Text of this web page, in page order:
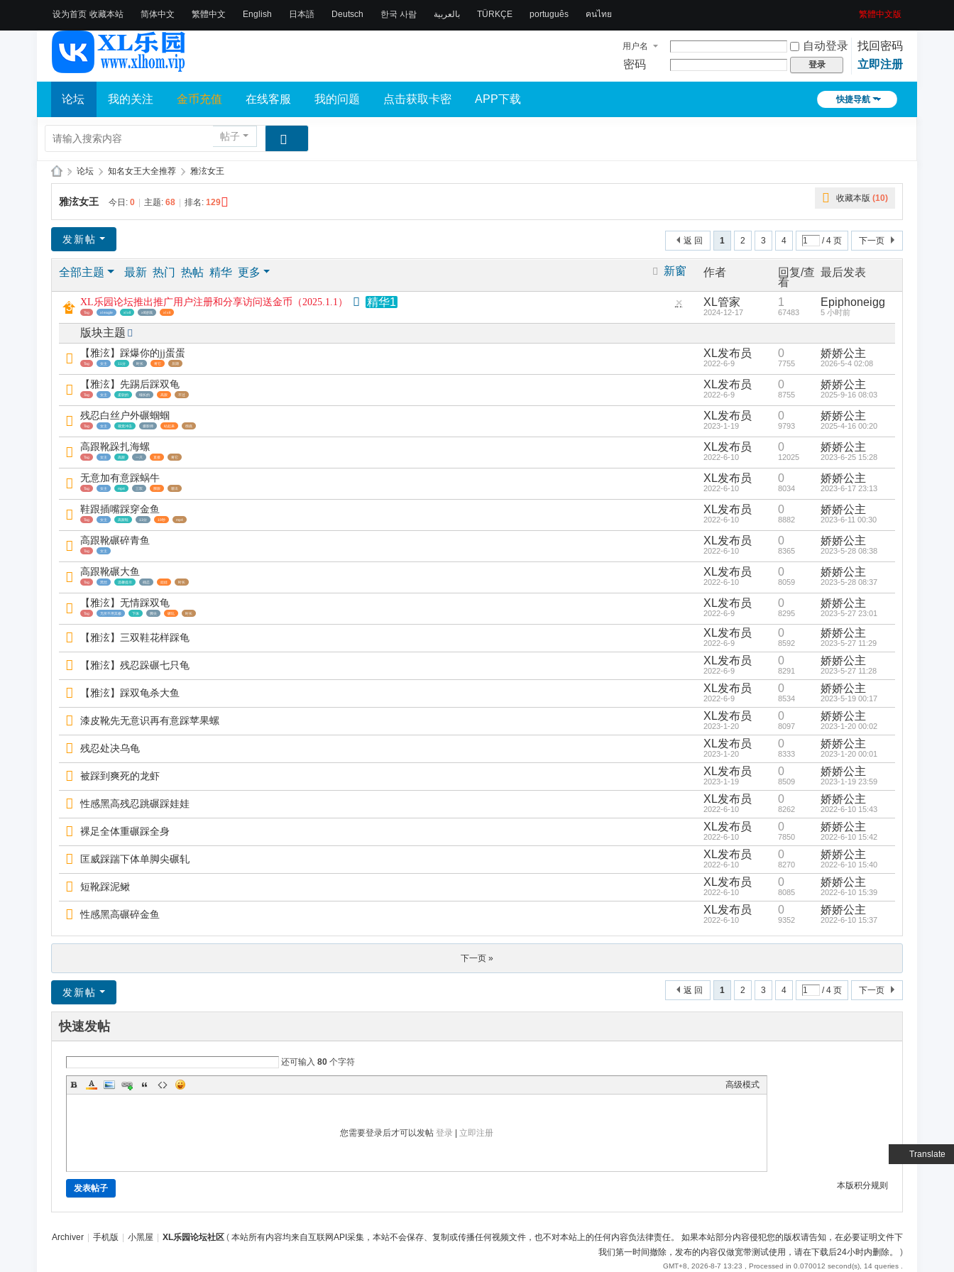
设为首页 收藏本站
Translate
简体中文 繁體中文 English 日本語 Deutsch 한국 사람 بالعربية TÜRKÇE português คนไทย 繁體中文版
用户名 自动登录
找回密码
密码
登录 立即注册
快捷导航
论坛 我的关注 金币充值 在线客服 我的问题 点击获取卡密 APP下载
帖子
乐
园
论
坛
» 论坛 › 知名女王大全推荐 › 雅泫女王
收藏本版 (10)
雅泫女王 今日: 0 主题: 68 排名: 129
1 2 3 4 / 4 页 下一页
返 回
发新帖
新窗
全部主题 最新 热门 热帖 精华 更多 作者
回复/查
看
最后发表
隐
帖
XL乐园论坛推出推广用户注册和分享访问送金币（2025.1.1） 精华1
Tag xl eagle xl xll xlll游戏 xl xlt
XL管家
2024-12-17
1
67483
Epiphoneigg
5 小时前
版块主题
【雅泫】踩爆你的jj蛋蛋
Tag 女主 11分 时长 将它 后期
XL发布员
2022-6-9
0
7755
娇娇公主
2026-5-4 02:08
【雅泫】先踢后踩双龟
Tag 女主 柔软的 细长的 高跟 不过
XL发布员
2022-6-9
0
8755
娇娇公主
2025-9-16 08:03
残忍白丝户外碾蝈蝈
Tag 女主 视觉冲击 摄影师 站起来 彻底
XL发布员
2023-1-19
0
9793
娇娇公主
2025-4-16 00:20
高跟靴跺扎海螺
Tag 女主 高跟 一只 直接 将它
XL发布员
2022-6-10
0
12025
娇娇公主
2023-6-25 15:28
无意加有意踩蜗牛
Tag 女主 mp4 三双 脚跟 喷出
XL发布员
2022-6-10
0
8034
娇娇公主
2023-6-17 23:13
鞋跟插嘴踩穿金鱼
Tag 女主 高跟鞋 13分 19秒 mp4
XL发布员
2022-6-10
0
8882
娇娇公主
2023-6-11 00:30
高跟靴碾碎青鱼
Tag 女主
XL发布员
2022-6-10
0
8365
娇娇公主
2023-5-28 08:38
高跟靴碾大鱼
Tag 黑丝 温馨提示 残忍 娃娃 时长
XL发布员
2022-6-10
0
8059
娇娇公主
2023-5-28 08:37
【雅泫】无情踩双龟
Tag 无所不用其极 下体 脚尖 碾轧 时长
XL发布员
2022-6-9
0
8295
娇娇公主
2023-5-27 23:01
【雅泫】三双鞋花样踩龟 XL发布员
2022-6-9
0
8592
娇娇公主
2023-5-27 11:29
【雅泫】残忍跺碾七只龟 XL发布员
2022-6-9
0
8291
娇娇公主
2023-5-27 11:28
【雅泫】踩双龟杀大鱼 XL发布员
2022-6-9
0
8534
娇娇公主
2023-5-19 00:17
漆皮靴先无意识再有意踩苹果螺 XL发布员
2023-1-20
0
8097
娇娇公主
2023-1-20 00:02
残忍处决乌龟 XL发布员
2023-1-20
0
8333
娇娇公主
2023-1-20 00:01
被踩到爽死的龙虾 XL发布员
2023-1-19
0
8509
娇娇公主
2023-1-19 23:59
性感黑高残忍跳碾踩娃娃 XL发布员
2022-6-10
0
8262
娇娇公主
2022-6-10 15:43
裸足全体重碾踩全身 XL发布员
2022-6-10
0
7850
娇娇公主
2022-6-10 15:42
匡威踩踹下体单脚尖碾轧 XL发布员
2022-6-10
0
8270
娇娇公主
2022-6-10 15:40
短靴踩泥鳅 XL发布员
2022-6-10
0
8085
娇娇公主
2022-6-10 15:39
性感黑高碾碎金鱼 XL发布员
2022-6-10
0
9352
娇娇公主
2022-6-10 15:37
下一页 »
1 2 3 4 / 4 页 下一页
返 回
发新帖
快速发帖
还可输入 80 个字符
高级模式
您需要登录后才可以发帖 登录 立即注册
本版积分规则
发表帖子
Archiver 手机版 小黑屋 XL乐园论坛社区 ( 本站所有内容均来自互联网API采集，本站不会保存、复制或传播任何视频文件，也不对本站上的任何内容负法律责任。 如果本站部分内容侵犯您的版权请告知，在必要证明文件下
我们第一时间撤除，发布的内容仅做宽带测试使用，请在下载后24小时内删除。
)
GMT+8, 2026-8-7 13:23 , Processed in 0.070012 second(s), 14 queries .